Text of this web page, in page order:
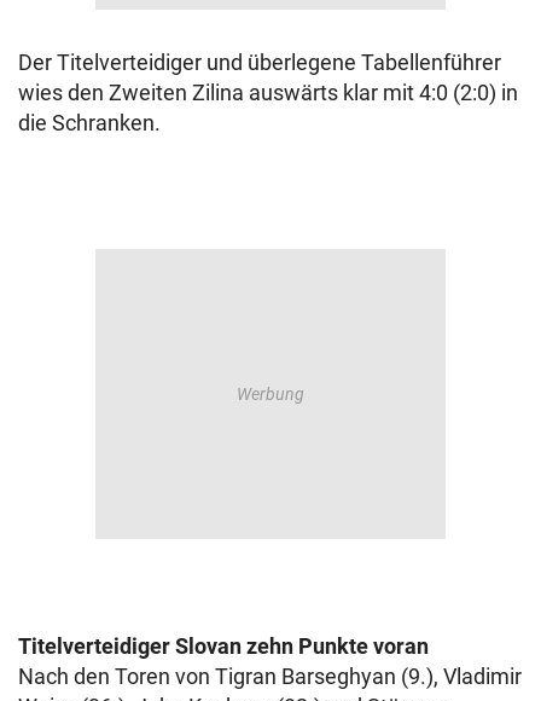
Der Titelverteidiger und überlegene Tabellenführer
wies den Zweiten Zilina auswärts klar mit 4:0 (2:0) in
die Schranken.
Titelverteidiger Slovan zehn Punkte voran
Nach den Toren von Tigran Barseghyan (9.), Vladimir